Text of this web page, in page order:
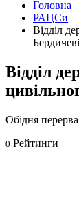
Головна
РАЦСи
Відділ
Бердичеві
Відділ
Обідня
0 Рейтинги